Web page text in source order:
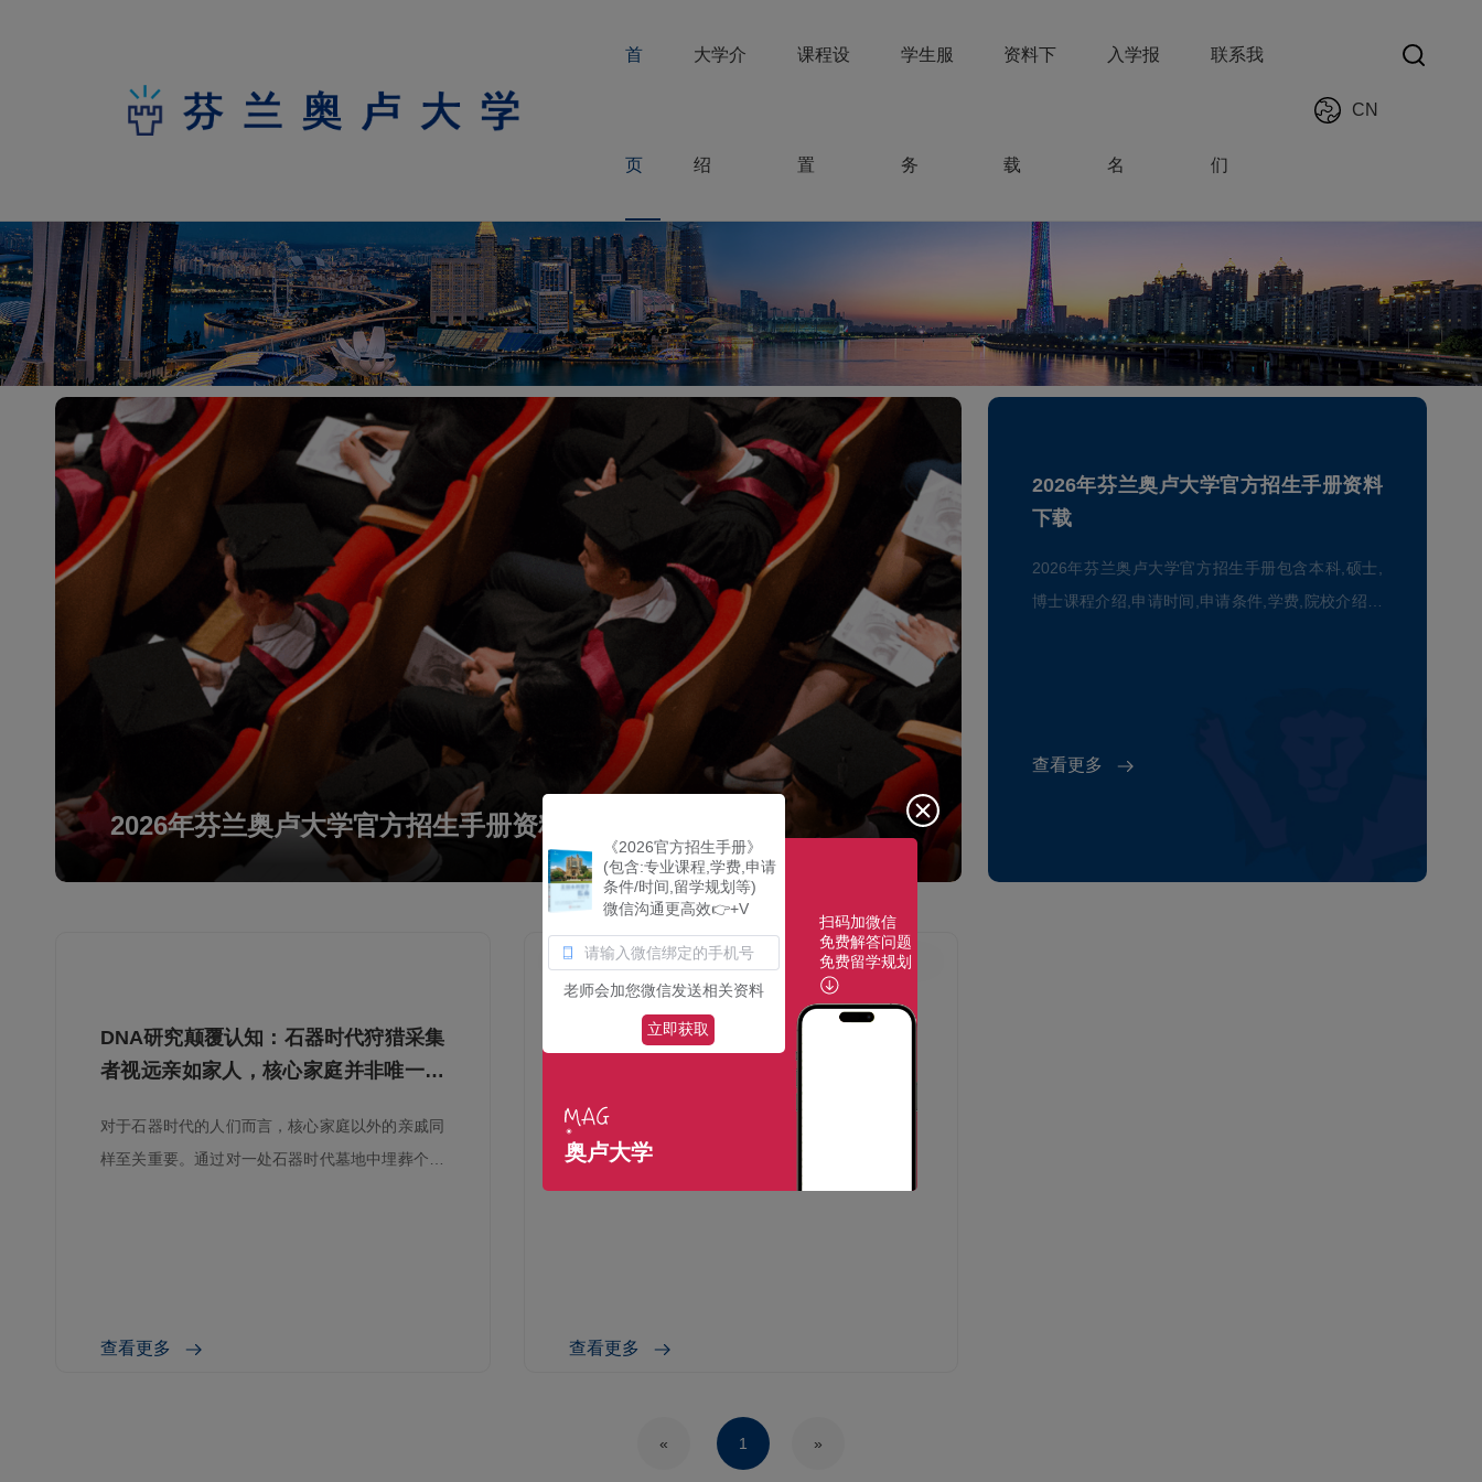
首
页
大学介
绍
课程设
置
学生服
务
资料下
载
入学报
名
联系我
们
CN
2026年芬兰奥卢大学官方招生手册资料下载
2026年芬兰奥卢大学官方招生手册资料
下载
2026年芬兰奥卢大学官方招生手册包含本科,硕士,
博士课程介绍,申请时间,申请条件,学费,院校介绍等
查看更多
DNA研究颠覆认知：石器时代狩猎采集
者视远亲如家人，核心家庭并非唯一纽
对于石器时代的人们而言，核心家庭以外的亲戚同
样至关重要。通过对一处石器时代墓地中埋葬个体
社会的亲属观念提供了
查看更多
肥胖研究者播客：当科学遇见亲身体验
——“我们终于理解了正确沟通的重要
性”
博士后研究员尤利娅·劳塔奥亚-基维佩尔托（奥卢
大学）与约翰娜·马蒂莱宁（赫尔辛基大学）于
2026年初推出了名为“Lihavuustutkijat”（肥胖研究
最初想
查看更多
« 1 »
《2026官方招生手册》
(包含:专业课程,学费,申请
条件/时间,留学规划等)
微信沟通更高效👉+V
老师会加您微信发送相关资料
立即获取
奥卢大学
扫码加微信
免费解答问题
免费留学规划